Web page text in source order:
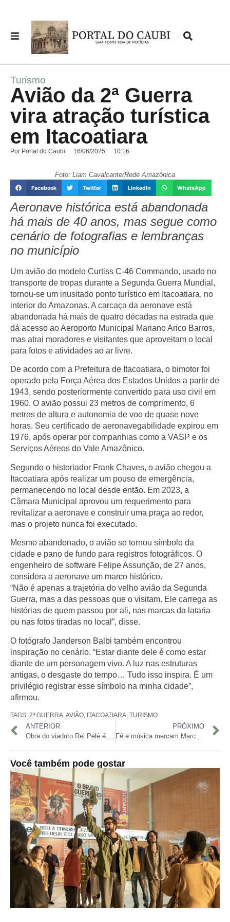
Turismo
Avião da 2ª Guerra
vira atração turística
em Itacoatiara
Por Portal do Caubi 16/06/2025 10:16
Foto: Liam Cavalcante/Rede Amazônica
Facebook Twitter LinkedIn WhatsApp
Aeronave histórica está abandonada
há mais de 40 anos, mas segue como
cenário de fotografias e lembranças
no município
Um avião do modelo Curtiss C-46 Commando, usado no
transporte de tropas durante a Segunda Guerra Mundial,
tornou-se um inusitado ponto turístico em Itacoatiara, no
interior do Amazonas. A carcaça da aeronave está
abandonada há mais de quatro décadas na estrada que
dá acesso ao Aeroporto Municipal Mariano Arico Barros,
mas atrai moradores e visitantes que aproveitam o local
para fotos e atividades ao ar livre.
De acordo com a Prefeitura de Itacoatiara, o bimotor foi
operado pela Força Aérea dos Estados Unidos a partir de
1943, sendo posteriormente convertido para uso civil em
1960. O avião possui 23 metros de comprimento, 6
metros de altura e autonomia de voo de quase nove
horas. Seu certificado de aeronavegabilidade expirou em
1976, após operar por companhias como a VASP e os
Serviços Aéreos do Vale Amazônico.
Segundo o historiador Frank Chaves, o avião chegou a
Itacoatiara após realizar um pouso de emergência,
permanecendo no local desde então. Em 2023, a
Câmara Municipal aprovou um requerimento para
revitalizar a aeronave e construir uma praça ao redor,
mas o projeto nunca foi executado.
Mesmo abandonado, o avião se tornou símbolo da
cidade e pano de fundo para registros fotográficos. O
engenheiro de software Felipe Assunção, de 27 anos,
considera a aeronave um marco histórico.
“Não é apenas a trajetória do velho avião da Segunda
Guerra, mas a das pessoas que o visitam. Ele carrega as
histórias de quem passou por ali, nas marcas da lataria
ou nas fotos tiradas no local”, disse.
O fotógrafo Janderson Balbi também encontrou
inspiração no cenário. “Estar diante dele é como estar
diante de um personagem vivo. A luz nas estruturas
antigas, o desgaste do tempo… Tudo isso inspira. É um
privilégio registrar esse símbolo na minha cidade”,
afirmou.
TAGS: 2ª GUERRA,AVIÃO, ITACOATIARA, TURISMO
ANTERIOR
Obra do viaduto Rei Pelé é adiada pela quarta vez, mas duas pistas são liberadas
PRÓXIMO
Fé e música marcam Marcha para Jesus 2025 em Manaus
Você também pode gostar